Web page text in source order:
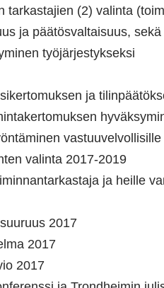
tarkastajien (2) valinta
ja päätösvaltaisuus,
työjärjestykseksi
ja
vastuuvelvollisille
valinta 2017-2019
ja heille
2017
2017
2017